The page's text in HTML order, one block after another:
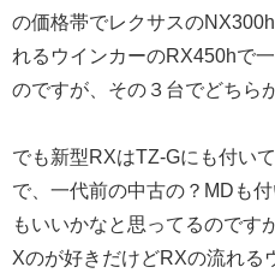
の価格帯でレクサスの
れるウインカーのRX450hで
のですが、その３台でどちら
でも新型RXはTZ-Gにも付い
で、一代前の中古の？MDも
もいいかなと思ってるのです
Xのが好きだけどRXの流れる